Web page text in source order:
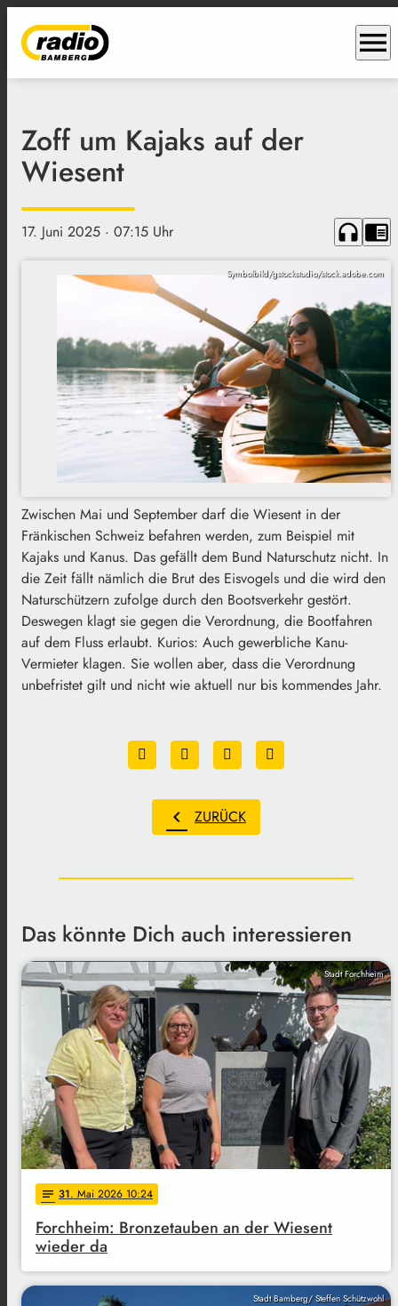
menu
Zoff um Kajaks auf der
Wiesent
17. Juni 2025 · 07:15 Uhr headphones chrome_reader_mode
Symbolbild/gstockstudio/stock.adobe.com
Zwischen Mai und September darf die Wiesent in der
Fränkischen Schweiz befahren werden, zum Beispiel mit
Kajaks und Kanus. Das gefällt dem Bund Naturschutz nicht. In
die Zeit fällt nämlich die Brut des Eisvogels und die wird den
Naturschützern zufolge durch den Bootsverkehr gestört.
Deswegen klagt sie gegen die Verordnung, die Bootfahren
auf dem Fluss erlaubt. Kurios: Auch gewerbliche Kanu-
Vermieter klagen. Sie wollen aber, dass die Verordnung
unbefristet gilt und nicht wie aktuell nur bis kommendes Jahr.
chevron_left ZURÜCK
Das könnte Dich auch interessieren
Stadt Forchheim
notes 31. Mai 2026 10:24
Forchheim: Bronzetauben an der Wiesent
wieder da
Stadt Bamberg/ Steffen Schützwohl